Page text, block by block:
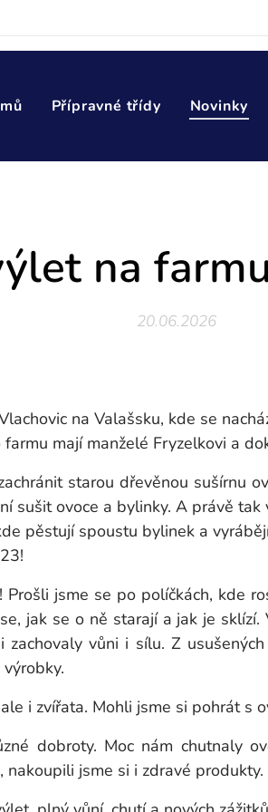
Přípravné třídy Novinky
na
20.06.2026
na Valašsku, kde se
mají manželé Fryzelkovi a
starou dřevěnou sušírnu
sušit ovoce a bylinky. A právě
pěstují spoustu bylinek a
jsme se po políčkách, kde
jak se o ně starají a jak je
vůni i sílu. Z
i zvířata. Mohli jsme si pohrát s
dobroty. Moc nám chutnaly
jsme si i zdravé produkty.